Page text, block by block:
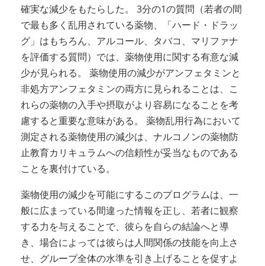
確実な減少をもたらした。 3分の1の質問（若者の間
で最も多く乱用されている薬物、「ハード・ドラッ
グ」はもちろん、アルコール、タバコ、マリファナ
を評価する質問）では、薬物使用に関する有意な減
少が見られる。 薬物使用の減少がアンフェタミンと
非処方アンフェタミンの両方に見られることは、こ
れらの薬物の入手や摂取がより容易になることを考
慮すると重要な意味がある。 薬物乱用行為において
測定される薬物使用の減少は、ナルコノンの薬物防
止教育カリキュラムへの信頼性が妥当なものである
ことを裏付けている。
薬物使用の減少を可能にするこのプログラムは、一
般に広まっている間違った情報を正し、若者に観察
する力を与えることで、彼らを自らの結論へと導
き、場合によっては彼らは人間関係の技能を向上さ
せ、グループ全体の水準を引き上げることを促すよ